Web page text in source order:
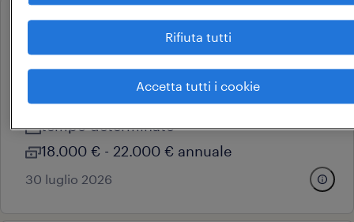
addetto al confezionamento su
turni
genova, liguria
tempo determinato
18.000 € - 22.000 € annuale
30 luglio 2026
Rifiuta tutti
Accetta tutti i cookie